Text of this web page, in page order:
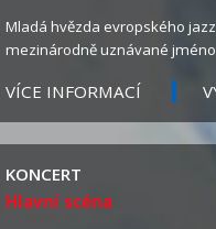
Mladá hvězda evropského
mezinárodně uznávané
VÍCE INFORMACÍ
KONCERT
Hlavní scéna